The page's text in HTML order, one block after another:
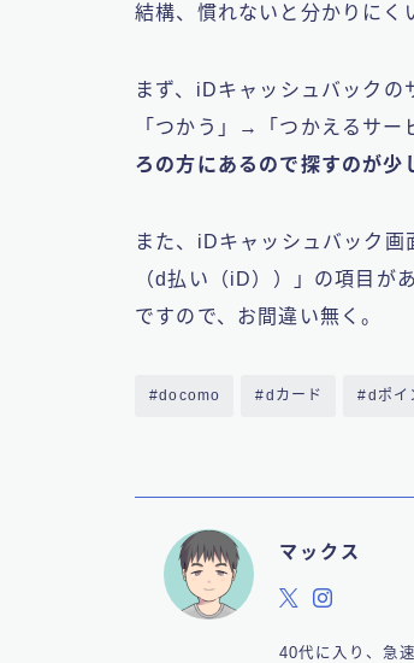
結構、慣れないと分かりにく
まず、 iDキャッシュバックの
「つかう」→「つかえるサ
ろの方にあるので探すのが少
また、iDキャッシュバック
（d払い（iD））」の項目が
ですので、お間違い無く。
#docomo #dカード #dポイ
マックス
40代に入り、急